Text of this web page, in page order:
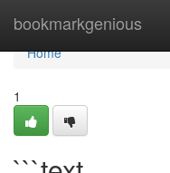
bookmarkgenious
Home
Home
1